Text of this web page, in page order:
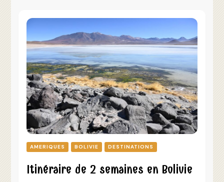
AMERIQUES BOLIVIE DESTINATIONS
Itinéraire de 2 semaines en Bolivie